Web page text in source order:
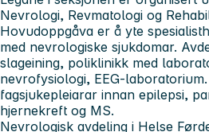
Nevrologi, Revmatologi og
Hovudoppgåva er å yte
med nevrologiske sjukdomar.
slageining, poliklinikk med
nevrofysiologi, EEG-
fagsjukepleiarar innan epilepsi,
hjernekreft og MS.
Nevrologisk avdeling i Helse